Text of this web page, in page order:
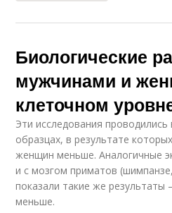
Биологические
мужчинами и
клеточном
Эти исследования проводились
образцах, в результате
женщин меньше. Аналогичные
и с мозгом приматов
показали такие же результаты
меньше.